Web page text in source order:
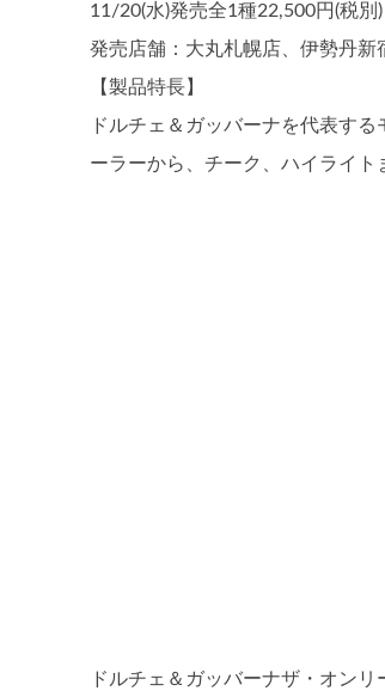
11/20(水)発売全1種22,500円(税別)
発売店舗：大丸札幌店、伊勢丹
【製品特長】
ドルチェ＆ガッバーナを代表す
ーラーから、チーク、ハイライト
ドルチェ＆ガッバーナザ・オン